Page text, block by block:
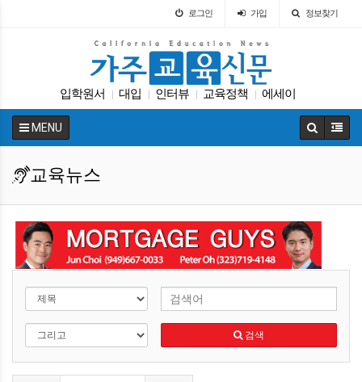
로그인 가입 정보찾기
입학원서 대입 인터뷰 교육정책 에세이
| SAT 트럼프 가주교육부 휴교 봉사활동
MENU
교육뉴스
검색